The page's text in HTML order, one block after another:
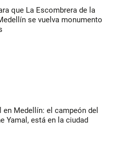
que La Escombrera de la
se vuelva monumento
Medellín: el campeón del
Yamal, está en la ciudad